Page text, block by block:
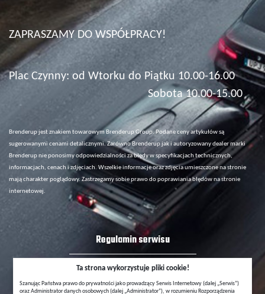
ZAPRASZAMY DO WSPÓŁPRACY!
Plac Czynny: od Wtorku do Piątku 10.00-16.00
Sobota 10.00-15.00
Brenderup jest znakiem towarowym Brenderup Group. Podane ceny artykułów są
sugerowanymi cenami detalicznymi. Zarówno Brenderup jak i autoryzowany dealer marki
Brenderup nie ponosimy odpowiedzialności za błędy w specyfikacjach technicznych,
informacjach, cenach i zdjęciach. Wszelkie informacje oraz zdjęcia umieszczone na stronie
mają charakter poglądowy. Zastrzegamy sobie prawo do poprawiania błędów na stronie
internetowej.
Regulamin serwisu
Polityka Ochrony Prywatności
Ta strona wykorzystuje pliki cookie!
Szanując Państwa prawo do prywatności jako prowadzący Serwis Internetowy (dalej „Serwis”)
oraz Administrator danych osobowych (dalej „Administrator”), w rozumieniu Rozporządzenia